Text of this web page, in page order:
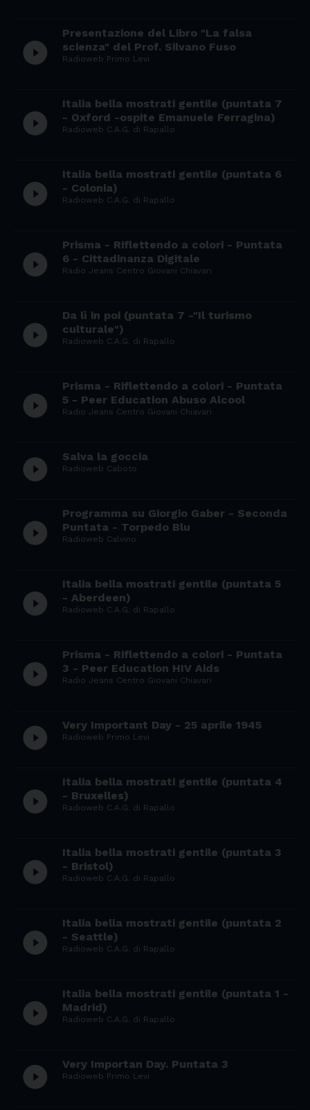
play_circle_filled
Presentazione del Libro "La falsa
scienza" del Prof. Silvano Fuso
Radioweb Primo Levi
play_circle_filled
Italia bella mostrati gentile (puntata 7
- Oxford -ospite Emanuele Ferragina)
Radioweb C.A.G. di Rapallo
play_circle_filled
Italia bella mostrati gentile (puntata 6
- Colonia)
Radioweb C.A.G. di Rapallo
play_circle_filled
Prisma - Riflettendo a colori - Puntata
6 - Cittadinanza Digitale
Radio Jeans Centro Giovani Chiavari
play_circle_filled
Da lì in poi (puntata 7 -"Il turismo
culturale")
Radioweb C.A.G. di Rapallo
play_circle_filled
Prisma - Riflettendo a colori - Puntata
5 - Peer Education Abuso Alcool
Radio Jeans Centro Giovani Chiavari
play_circle_filled Salva la goccia
Radioweb Caboto
play_circle_filled
Programma su Giorgio Gaber - Seconda
Puntata - Torpedo Blu
Radioweb Calvino
play_circle_filled
Italia bella mostrati gentile (puntata 5
- Aberdeen)
Radioweb C.A.G. di Rapallo
play_circle_filled
Prisma - Riflettendo a colori - Puntata
3 - Peer Education HIV Aids
Radio Jeans Centro Giovani Chiavari
play_circle_filled Very Important Day - 25 aprile 1945
Radioweb Primo Levi
play_circle_filled
Italia bella mostrati gentile (puntata 4
- Bruxelles)
Radioweb C.A.G. di Rapallo
play_circle_filled
Italia bella mostrati gentile (puntata 3
- Bristol)
Radioweb C.A.G. di Rapallo
play_circle_filled
Italia bella mostrati gentile (puntata 2
- Seattle)
Radioweb C.A.G. di Rapallo
play_circle_filled
Italia bella mostrati gentile (puntata 1 -
Madrid)
Radioweb C.A.G. di Rapallo
play_circle_filled Very Importan Day. Puntata 3
Radioweb Primo Levi